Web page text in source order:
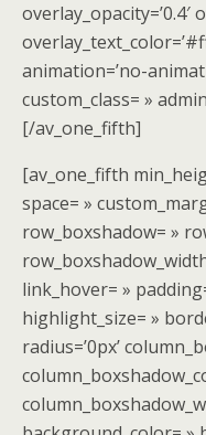
overlay_opacity=’0.4′
animation=’no-
custom_class= »
[/av_one_fifth]
[av_one_fifth
space= »
row_boxshadow= »
link_hover= »
highlight_size= »
radius=’0px’